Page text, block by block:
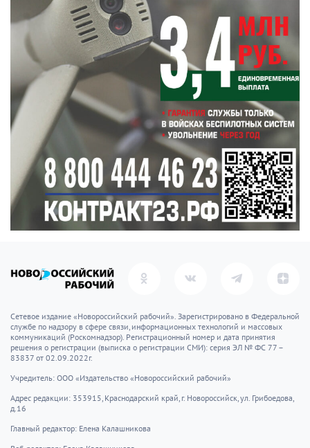
Сетевое издание «Новороссийский рабочий». Зарегистрировано в Федеральной
службе по надзору в сфере связи, информационных технологий и массовых
коммуникаций (Роскомнадзор). Регистрационный номер и дата принятия
решения о регистрации (выписка о регистрации СМИ): серия ЭЛ № ФС 77 –
83837 от 02.09.2022г.
Учредитель: ООО «Издательство «Новороссийский рабочий»
Адрес редакции: 353915, Краснодарский край, г. Новороссийск, ул. Грибоедова,
д.16
Главный редактор: Елена Калашникова